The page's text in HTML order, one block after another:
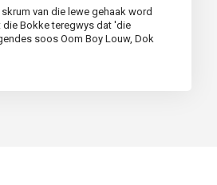
van die lewe gehaak word
die Bokke teregwys dat 'die
soos Oom Boy Louw, Dok